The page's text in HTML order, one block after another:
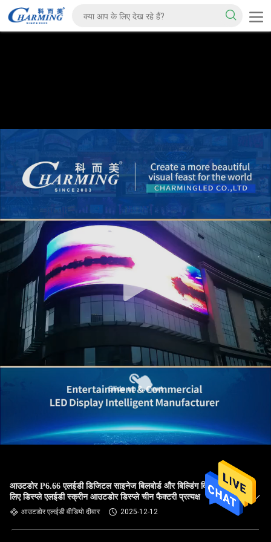
आउटडोर P6.66 एलईडी डिजिटल साइनेज बिलबोर्ड और बिल्डिंग विज्ञापन के
लिए डिस्प्ले एलईडी स्क्रीन आउटडोर डिस्प्ले चीन फैक्टरी प्रत्यक्ष
आउटडोर एलईडी वीडियो दीवार 2025-12-12